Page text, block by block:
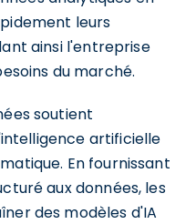
leurs
ainsi l'entreprise
du marché.
soutient
artificielle
En fournissant
aux données, les
des modèles d'IA